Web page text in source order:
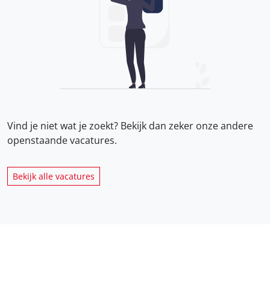
Vind je niet wat je zoekt? Bekijk dan zeker onzeandere
openstaande vacatures.
Bekijk alle vacatures